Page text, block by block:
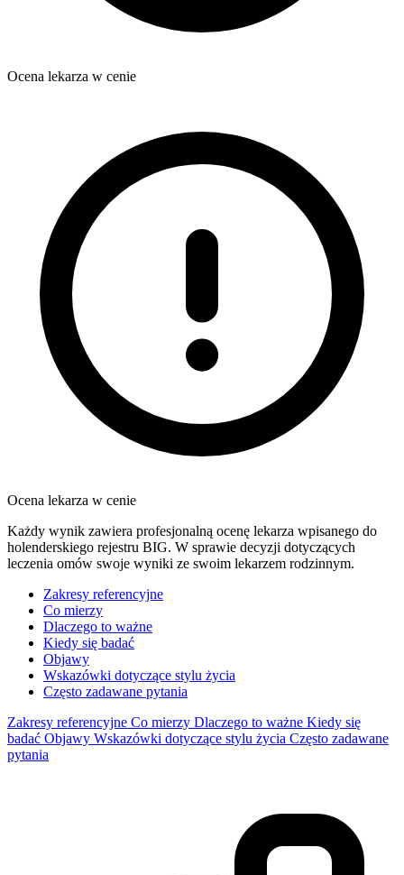
Ocena lekarza w cenie
Ocena lekarza w cenie
Każdy wynik zawiera profesjonalną ocenę lekarza wpisanego do
holenderskiego rejestru BIG. W sprawie decyzji dotyczących
leczenia omów swoje wyniki ze swoim lekarzem rodzinnym.
Zakresy referencyjne
Co mierzy
Dlaczego to ważne
Kiedy się badać
Objawy
Wskazówki dotyczące stylu życia
Często zadawane pytania
Zakresy referencyjne Co mierzy Dlaczego to ważne Kiedy się
badać Objawy Wskazówki dotyczące stylu życia Często zadawane
pytania